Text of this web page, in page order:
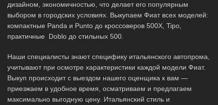
дизайном, экономичностью, что делает его популярным
выбором в городских условиях. Выкупаем Фиат всех моделей:
компактные Panda и Punto до кроссоверов 500X, Tipo,
практичные Doblo до стильных 500.
Наши специалисты знают специфику итальянского автопрома,
учитывают при осмотре характеристики каждой модели Фиат.
Выкуп происходит с выездом нашего оценщика к вам —
приезжаем в удобное время, осматриваем и предлагаем
максимально выгодную цену. Итальянский стиль и